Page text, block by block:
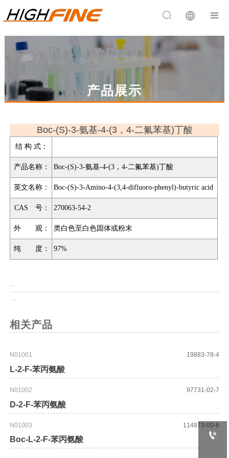
 
产品展示
Boc-(S)-3-氨基-4-(3，4-二氟苯基)丁酸
结 构 式：
产品名称： Boc-(S)-3-氨基-4-(3，4-二氟苯基)丁酸
英文名称： Boc-(S)-3-Amino-4-(3,4-difluoro-phenyl)-butyric acid
CAS 号： 270063-54-2
外 观： 类白色至白色固体或粉末
纯 度： 97%
相关产品
N01001
L-2-F-苯丙氨酸
19883-78-4
N01002
D-2-F-苯丙氨酸
97731-02-7
N01003
Boc-L-2-F-苯丙氨酸
114873-00-6
